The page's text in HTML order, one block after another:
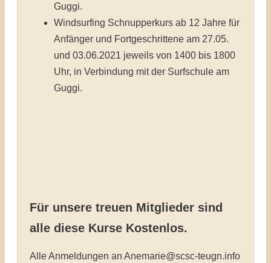
Guggi.
Windsurfing Schnupperkurs ab 12 Jahre für
Anfänger und Fortgeschrittene am 27.05.
und 03.06.2021 jeweils von 1400 bis 1800
Uhr, in Verbindung mit der Surfschule am
Guggi.
Für unsere treuen Mitglieder sind
alle diese Kurse Kostenlos.
Alle Anmeldungen an Anemarie@scsc-teugn.info